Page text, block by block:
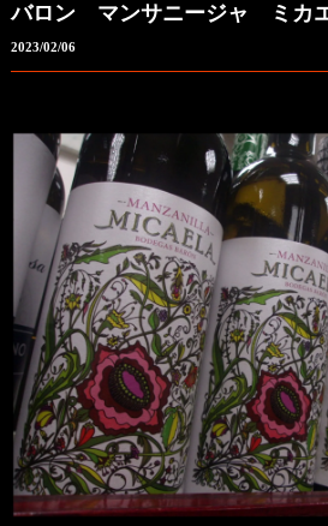
バロン マンサニージャ ミカ
2023/02/06